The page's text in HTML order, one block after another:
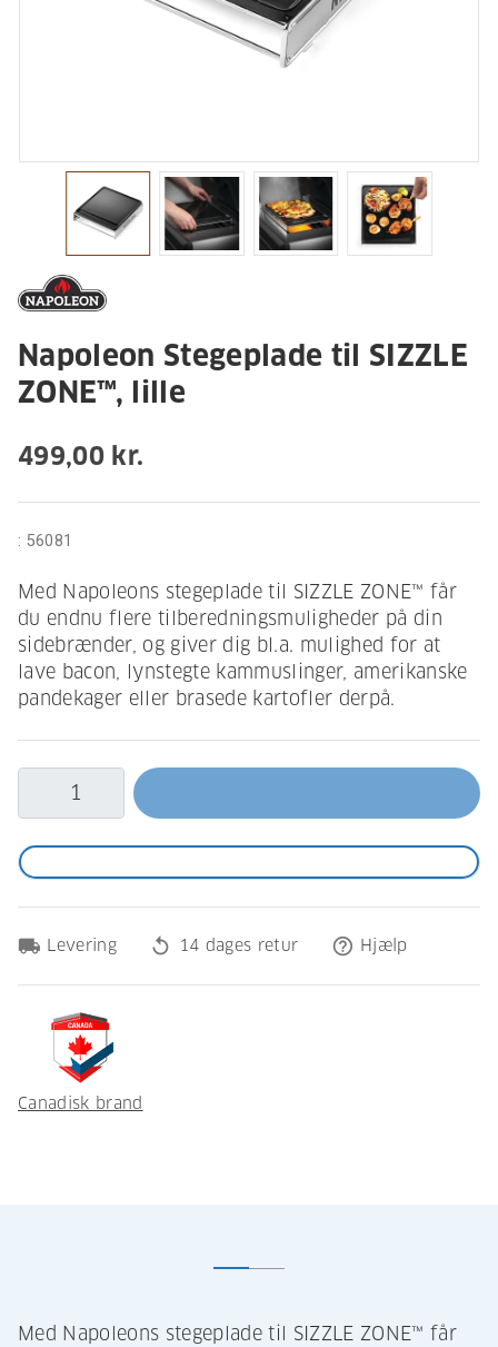
Napoleon Stegeplade til SIZZLE
ZONE™, lille
499,00 kr.
: 56081
Med Napoleons stegeplade til SIZZLE ZONE™ får
du endnu flere tilberedningsmuligheder på din
sidebrænder, og giver dig bl.a. mulighed for at
lave bacon, lynstegte kammuslinger, amerikanske
pandekager eller brasede kartofler derpå.
local_shipping Levering replay 14 dages retur help_outline Hjælp
Canadisk brand
Med Napoleons stegeplade til SIZZLE ZONE™ får